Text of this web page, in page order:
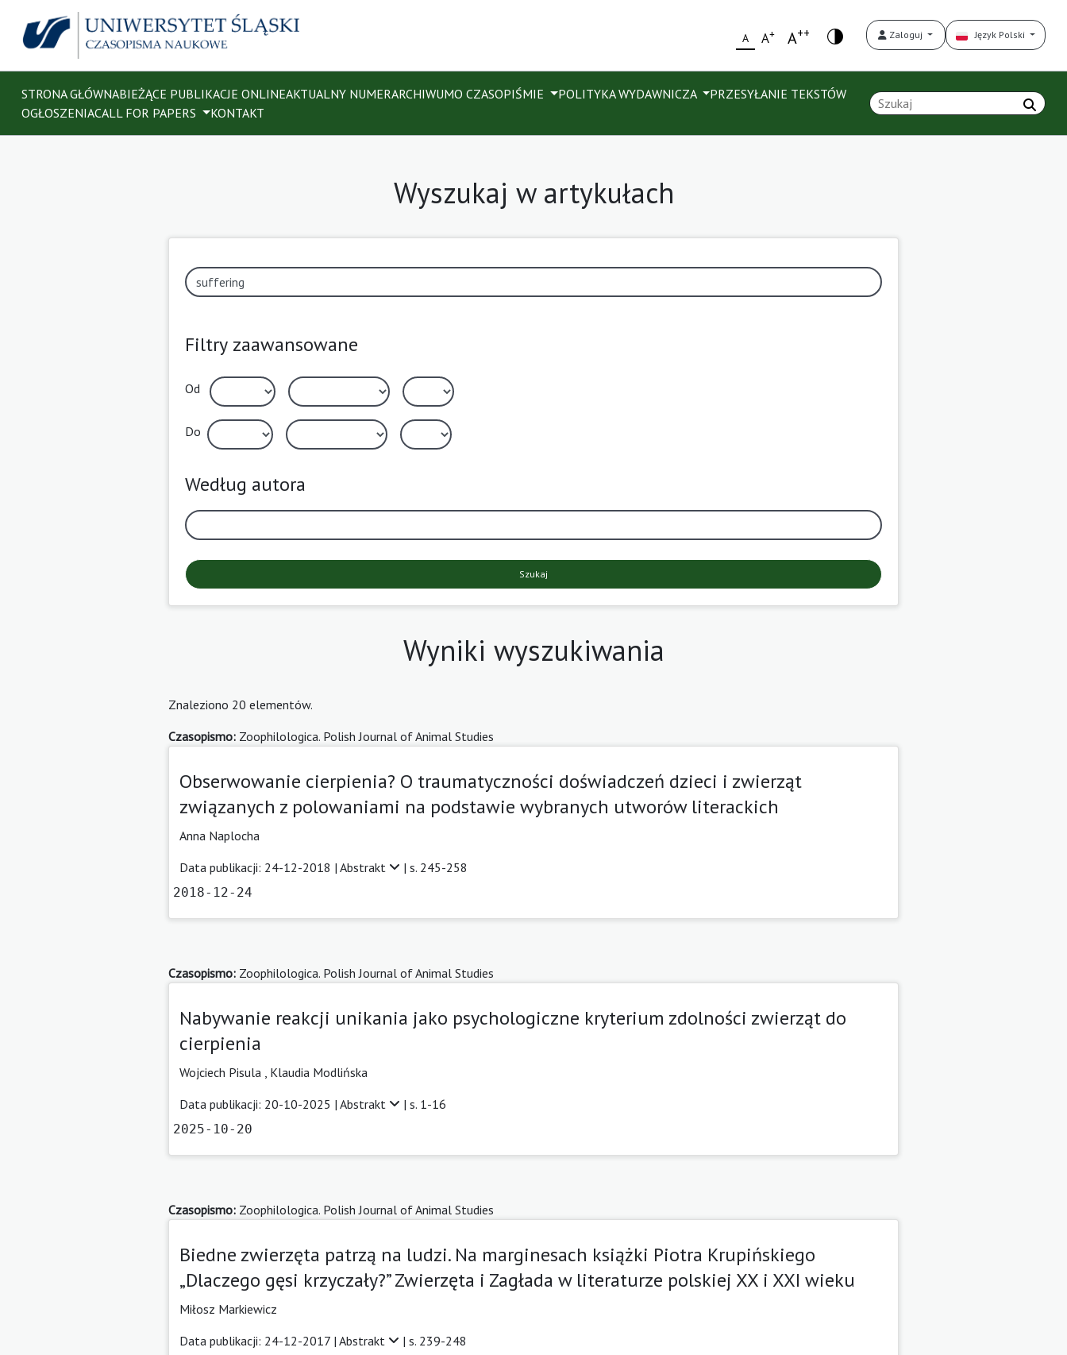
A A+ A++ Zaloguj Język Polski
STRONA GŁÓWNABIEŻĄCE PUBLIKACJE ONLINEAKTUALNY NUMERARCHIWUMO CZASOPIŚMIE POLITYKA WYDAWNICZA
PRZESYŁANIE TEKSTÓW
OGŁOSZENIACALL FOR PAPERS KONTAKT
Wyszukaj w artykułach
Filtry zaawansowane
Od
Do
Według autora
Szukaj
Wyniki wyszukiwania
Znaleziono 20 elementów.
Czasopismo: Zoophilologica. Polish Journal of Animal Studies
Obserwowanie cierpienia? O traumatyczności doświadczeń dzieci i zwierząt
związanych z polowaniami na podstawie wybranych utworów literackich
Anna Naplocha
Data publikacji: 24-12-2018 | Abstrakt | s. 245-258
2018-12-24
Czasopismo: Zoophilologica. Polish Journal of Animal Studies
Nabywanie reakcji unikania jako psychologiczne kryterium zdolności zwierząt do
cierpienia
Wojciech Pisula
Klaudia Modlińska
Data publikacji: 20-10-2025 | Abstrakt | s. 1-16
2025-10-20
Czasopismo: Zoophilologica. Polish Journal of Animal Studies
Biedne zwierzęta patrzą na ludzi. Na marginesach książki Piotra Krupińskiego
„Dlaczego gęsi krzyczały?” Zwierzęta i Zagłada w literaturze polskiej XX i XXI wieku
Miłosz Markiewicz
Data publikacji: 24-12-2017 | Abstrakt | s. 239-248